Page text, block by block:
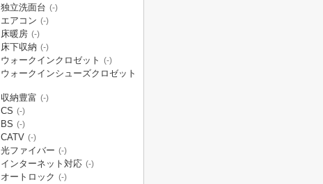
独立洗面台 (-)
エアコン (-)
床暖房 (-)
床下収納 (-)
ウォークインクロゼット (-)
ウォークインシューズクロゼット
収納豊富 (-)
CS (-)
BS (-)
CATV (-)
光ファイバー (-)
インターネット対応 (-)
オートロック (-)